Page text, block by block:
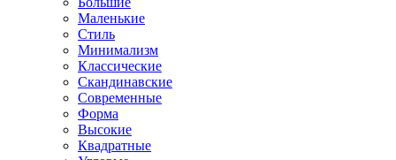
Маленькие
Стиль
Минимализм
Классические
Скандинавские
Современные
Форма
Высокие
Квадратные